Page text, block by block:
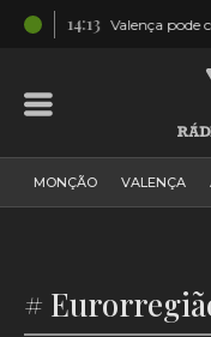
14:13 Valença pode
MONÇÃO VALENÇA
PONTE DE
#